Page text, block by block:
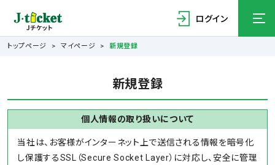
ログイン
トップページ マイページ 新規登録
新規登録
個人情報の取り扱いについて
当社は、お客様がインターネット上で送信される情報を暗号化
し保護するSSL（Secure Socket Layer）に対応し、安全に管理